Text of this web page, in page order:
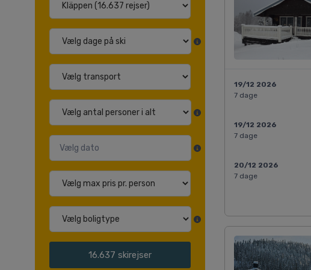
16.637 skirejser
19/12 2026
7 dage
19/12 2026
7 dage
20/12 2026
7 dage